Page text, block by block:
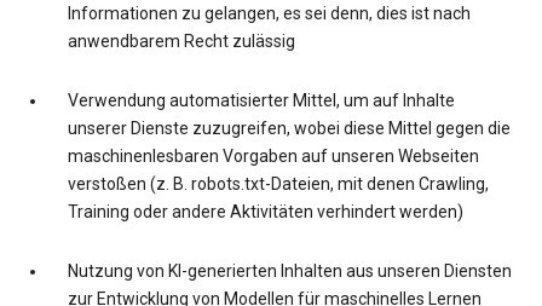
Informationen zu gelangen, es sei denn, dies ist nach
anwendbarem Recht zulässig
Verwendung automatisierter Mittel, um auf Inhalte
unserer Dienste zuzugreifen, wobei diese Mittel gegen die
maschinenlesbaren Vorgaben auf unseren Webseiten
verstoßen (z. B. robots.txt-Dateien, mit denen Crawling,
Training oder andere Aktivitäten verhindert werden)
Nutzung von KI-generierten Inhalten aus unseren Diensten
zur Entwicklung von Modellen für maschinelles Lernen